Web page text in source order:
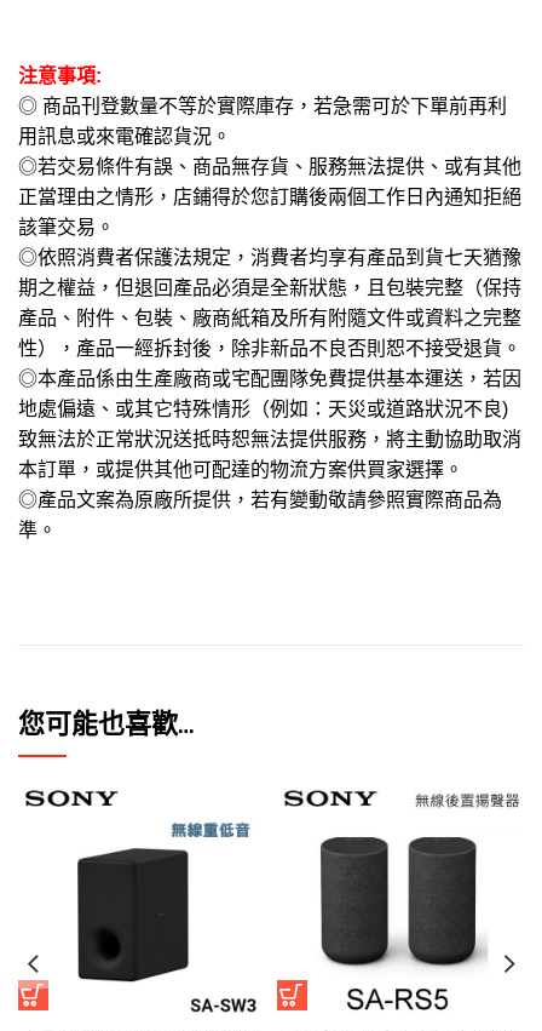
注意事項:
◎ 商品刊登數量不等於實際庫存，若急需可於下單前再利
用訊息或來電確認貨況。
◎若交易條件有誤、商品無存貨、服務無法提供、或有其他
正當理由之情形，店鋪得於您訂購後兩個工作日內通知拒絕
該筆交易。
◎依照消費者保護法規定，消費者均享有產品到貨七天猶豫
期之權益，但退回產品必須是全新狀態，且包裝完整（保持
產品、附件、包裝、廠商紙箱及所有附隨文件或資料之完整
性），產品一經拆封後，除非新品不良否則恕不接受退貨。
◎本產品係由生產廠商或宅配團隊免費提供基本運送，若因
地處偏遠、或其它特殊情形（例如：天災或道路狀況不良)
致無法於正常狀況送抵時恕無法提供服務，將主動協助取消
本訂單，或提供其他可配達的物流方案供買家選擇。
◎產品文案為原廠所提供，若有變動敬請參照實際商品為
準。
您可能也喜歡…